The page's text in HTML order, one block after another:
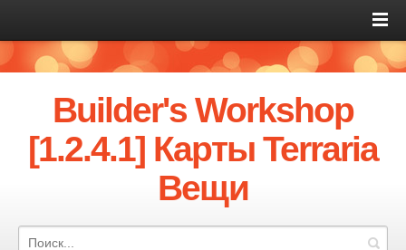
Builder's Workshop
[1.2.4.1] Карты Terraria
Вещи